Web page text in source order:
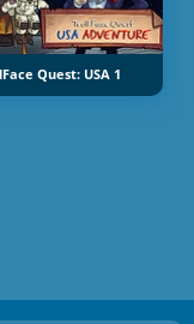
Quest: USA 1